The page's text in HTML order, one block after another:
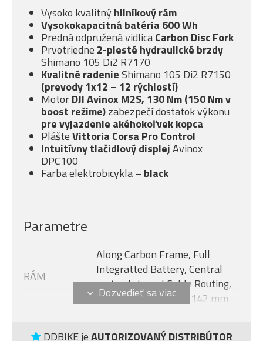
DDBIKE jeAUTORIZOVANÝ DISTRIBÚTOR
Vysoko kvalitný hliníkový rám
Vysokokapacitná batéria 600 Wh
Predná odpružená vidlicaCarbon Disc Fork
Prvotriedne 2-piesté hydraulické brzdy
Shimano 105 Di2 R7170
Kvalitné radenieShimano 105 Di2 R7150
(prevody 1x12 – 12 rýchlostí)
MotorDJI Avinox M2S, 130 Nm (150 Nm v
boost režime)zabezpečí dostatok výkonu
pre vyjazdenie akéhokoľvek kopca
PlášteVittoria Corsa Pro Control
Intuitívny tlačidlový displejAvinox
DPC100
Farba elektrobicykla – black
Parametre
RÁM
Along Carbon Frame, Full
Integratted Battery, Central
motor, Internal Cable Routing,
Flat Mount Disc 12 x 142 mm
150 Nm (1300 W)